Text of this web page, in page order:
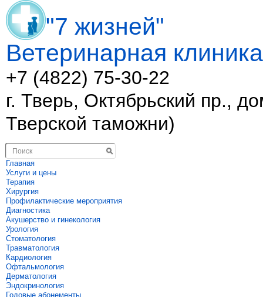
"7 жизней"
Ветеринарная клиника
+7 (4822) 75-30-22
г. Тверь, Октябрьский пр.,
Тверской таможни)
Главная
Услуги и цены
Терапия
Хирургия
Профилактические мероприятия
Диагностика
Акушерство и гинекология
Урология
Стоматология
Травматология
Кардиология
Офтальмология
Дерматология
Эндокринология
Годовые абонементы